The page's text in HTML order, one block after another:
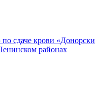
сдаче крови «Донорски
районах